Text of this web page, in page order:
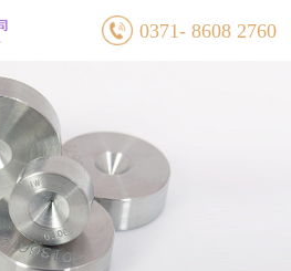
0371- 8608 2760